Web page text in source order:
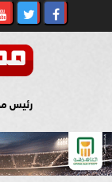
رئيس